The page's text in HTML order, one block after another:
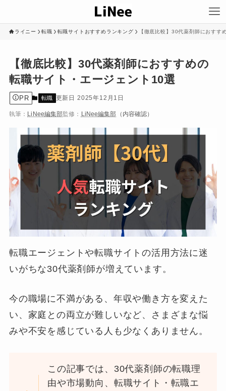
ライニー 転職 転職サイトおすすめランキング 【徹底比較】30代薬剤師におすす
【徹底比較】30代薬剤師におすすめの
転職サイト・エージェント10選
PR 転職 2025年12月1日
執筆： LiNee編集部監修： LiNee編集部 （内容確認）
転職エージェントや転職サイトの活用方法に迷
いがちな30代薬剤師が増えています。
今の職場に不満がある、年収や働き方を変えた
い、家庭との両立が難しいなど、さまざまな悩
みや不安を感じている人も少なくありません。
この記事では、30代薬剤師の転職理
由や市場動向、転職サイト・転職エ